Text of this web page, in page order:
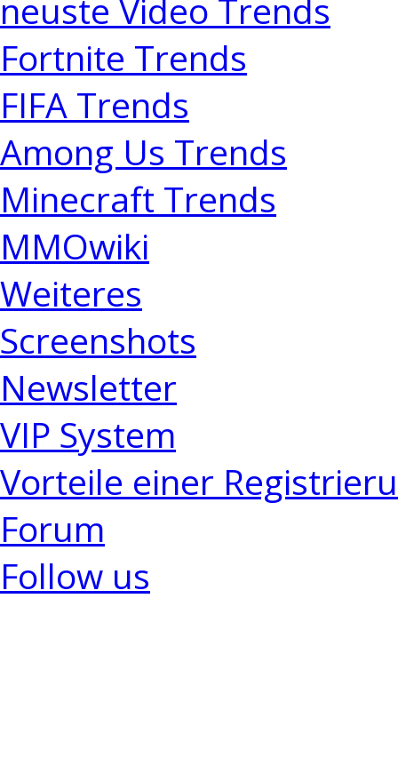
neuste Video Trends
Fortnite Trends
FIFA Trends
Among Us Trends
Minecraft Trends
MMOwiki
Weiteres
Screenshots
Newsletter
VIP System
Vorteile einer
Forum
Follow us